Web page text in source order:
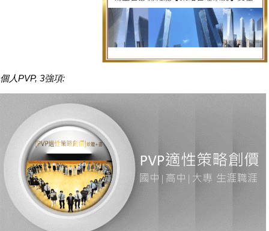
個人PVP, 3強項: